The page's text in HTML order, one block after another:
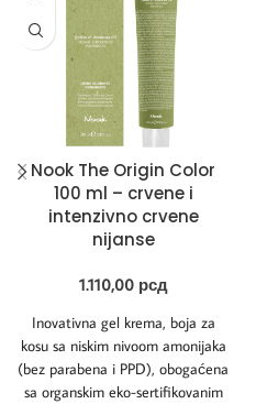
Nook The Origin Color
100 ml – crvene i
intenzivno crvene
nijanse
1.110,00 рсд
Inovativna gel krema, boja za
kosu sa niskim nivoom amonijaka
(bez parabena i PPD), obogaćena
sa organskim eko-sertifikovanim